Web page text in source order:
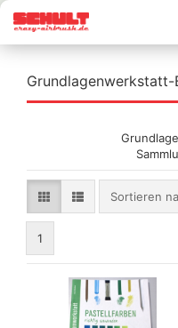
Sortieren
Sortieren
1